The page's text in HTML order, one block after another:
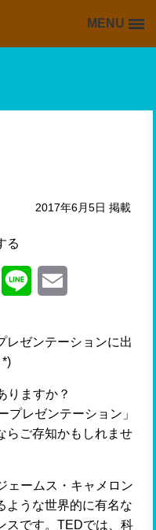
MENU
2017年6月5日 掲載
る
Pocket Line
レゼンテーションに出
りますか？
プレゼンテーション」
らご存知かもしれませ
ェームス・キャメロン
ような世界的に有名な
スです。TEDでは、科